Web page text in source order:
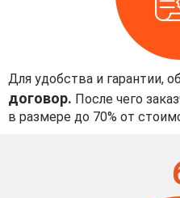
Для удобства и гарантии,
договор. После чего
в размере до 70% от